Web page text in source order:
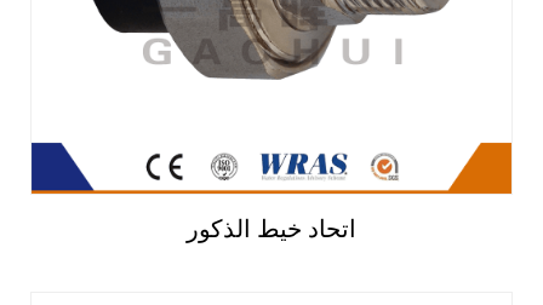
اتحاد خيط الذكور